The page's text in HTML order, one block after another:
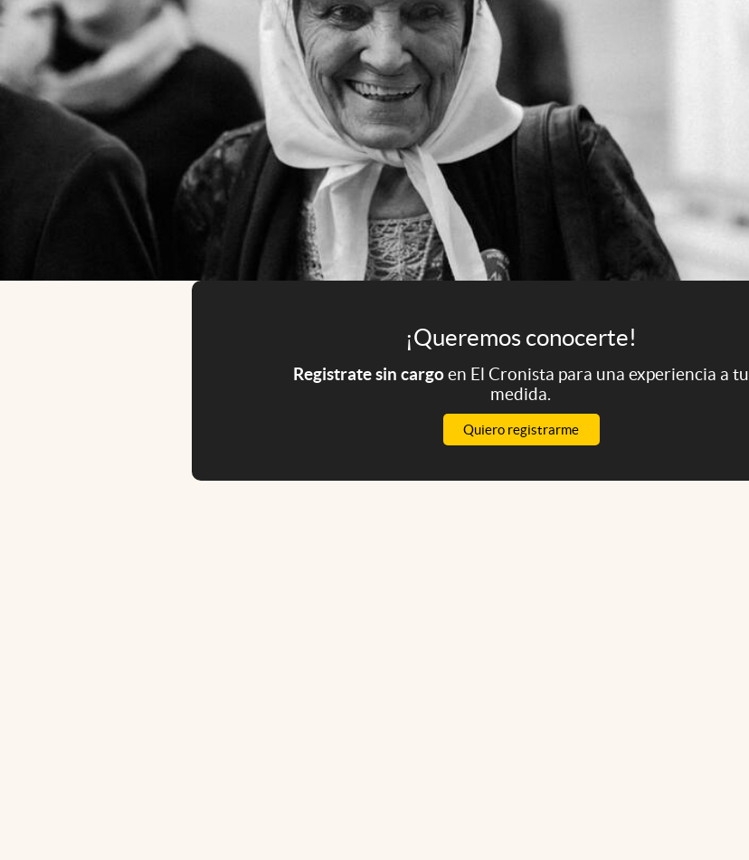
¡Queremos conocerte!
Registrate sin cargoen El Cronista para una experiencia a tu
medida.
Quiero registrarme